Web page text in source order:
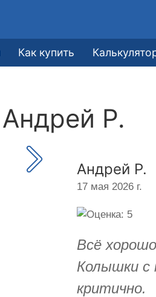
Как купить
Андрей Р.
Андрей Р.
17 мая 2026 г.
Всё
Колышки с
критично.